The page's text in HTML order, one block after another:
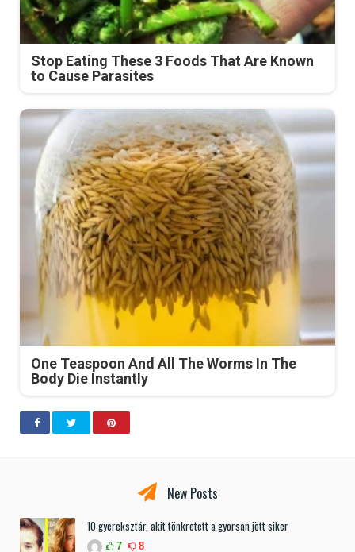
Stop Eating These 3 Foods That Are Known
to Cause Parasites
One Teaspoon And All The Worms In The
Body Die Instantly
New Posts
10 gyereksztár, akit tönkretett a gyorsan jött siker
7 8